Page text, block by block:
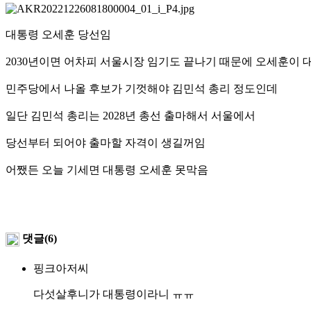
대통령 오세훈 당선임
2030년이면 어차피 서울시장 임기도 끝나기 때문에 오세훈이
민주당에서 나올 후보가 기껏해야 김민석 총리 정도인데
일단 김민석 총리는 2028년 총선 출마해서 서울에서
당선부터 되어야 출마할 자격이 생길꺼임
어쨌든 오늘 기세면 대통령 오세훈 못막음
댓글(6)
핑크아저씨
다섯살후니가 대통령이라니 ㅠㅠ